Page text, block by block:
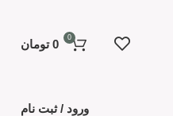
0
0 تومان
ورود / ثبت نام